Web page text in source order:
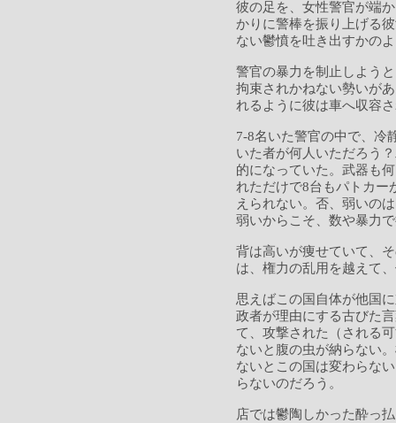
彼の足を、女性警官が端
かりに警棒を振り上げる
ない鬱憤を吐き出すかの
警官の暴力を制止しよう
拘束されかねない勢いが
れるように彼は車へ収容
7-8名いた警官の中で、冷
いた者が何人いただろう
的になっていた。武器も
れただけで8台もパトカー
えられない。否、弱いの
弱いからこそ、数や暴力
背は高いが痩せていて、
は、権力の乱用を越えて
思えばこの国自体が他国
政者が理由にする古びた
て、攻撃された（される
ないと腹の虫が納らない
ないとこの国は変わらな
らないのだろう。
店では鬱陶しかった酔っ